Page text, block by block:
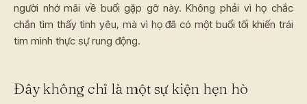
người nhớ mãi về buổi gặp gỡ này. Không phải vì họ chắc
chắn tìm thấy tình yêu, mà vì họ đã có một buổi tối khiến trái
tim mình thực sự rung động.
Đây không chỉ là một sự kiện hẹn hò